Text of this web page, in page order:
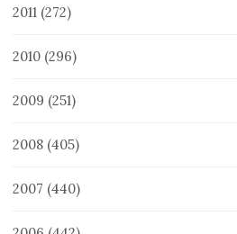
2011 (272)
2010 (296)
2009 (251)
2008 (405)
2007 (440)